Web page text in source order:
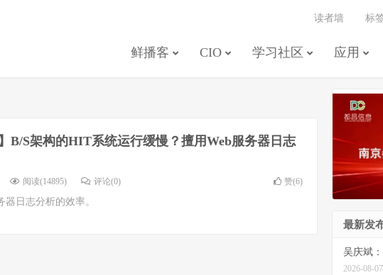
鲜播客 CIO 学习社区 应用
读者墙 标
B/S架构的HIT系统运行缓慢？擅用Web服务器日志
阅读(14895) 评论(0) 赞(6)
器日志分析的效率。
最新发
吴庆斌
2026-08-07